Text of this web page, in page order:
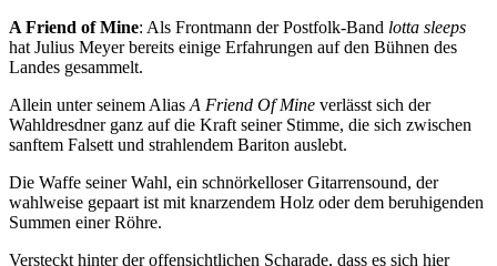
A Friend of Mine: Als Frontmann der Postfolk-Band lotta sleeps
hat Julius Meyer bereits einige Erfahrungen auf den Bühnen des
Landes gesammelt.
Allein unter seinem Alias A Friend Of Mine verlässt sich der
Wahldresdner ganz auf die Kraft seiner Stimme, die sich zwischen
sanftem Falsett und strahlendem Bariton auslebt.
Die Waffe seiner Wahl, ein schnörkelloser Gitarrensound, der
wahlweise gepaart ist mit knarzendem Holz oder dem beruhigenden
Summen einer Röhre.
Versteckt hinter der offensichtlichen Scharade, dass es sich hier